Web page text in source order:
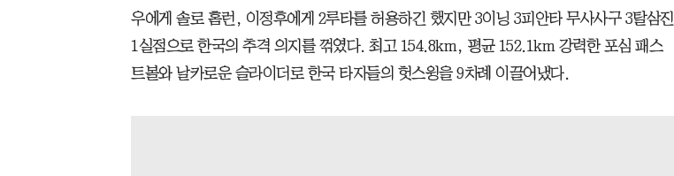
우에게 솔로 홈런, 이정후에게 2루타를 허용하긴 했지만 3이닝 3피안타 무사사구 3탈삼진
1실점으로 한국의 추격 의지를 꺾였다. 최고 154.8km, 평균 152.1km 강력한 포심 패스
트볼와 날카로운 슬라이더로 한국 타자들의 헛스윙을 9차례 이끌어냈다.